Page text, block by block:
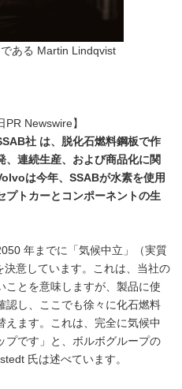
ある Martin Lindqvist
PR Newswire】
社 は、脱化石燃料鋼板で作
、連続生産、および商品化に関
は今年、 SSABが水素を使用
プトカーとコンポーネントの生
年までに「気候中立」（実質
意しています。これは、当社の
ことを意味しますが、製品に使
認し、ここでも徐々に化石燃料
えます。これは、完全に気候中
プです」と、ボルボグループの
氏は述べています。